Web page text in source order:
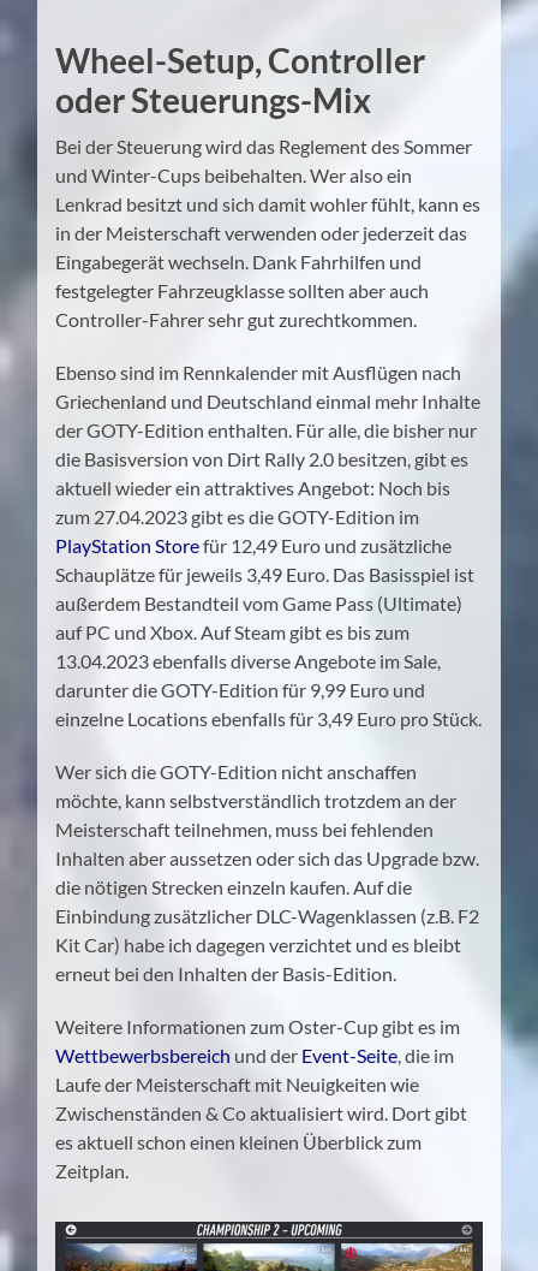
Wheel-Setup, Controller
oder Steuerungs-Mix
Bei der Steuerung wird das Reglement des Sommer
und Winter-Cups beibehalten. Wer also ein
Lenkrad besitzt und sich damit wohler fühlt, kann es
in der Meisterschaft verwenden oder jederzeit das
Eingabegerät wechseln. Dank Fahrhilfen und
festgelegter Fahrzeugklasse sollten aber auch
Controller-Fahrer sehr gut zurechtkommen.
Ebenso sind im Rennkalender mit Ausflügen nach
Griechenland und Deutschland einmal mehr Inhalte
der GOTY-Edition enthalten. Für alle, die bisher nur
die Basisversion von Dirt Rally 2.0 besitzen, gibt es
aktuell wieder ein attraktives Angebot: Noch bis
zum 27.04.2023 gibt es die GOTY-Edition im
PlayStation Storefür 12,49 Euro und zusätzliche
Schauplätze für jeweils 3,49 Euro. Das Basisspiel ist
außerdem Bestandteil vom Game Pass (Ultimate)
auf PC und Xbox. Auf Steam gibt es bis zum
13.04.2023 ebenfalls diverse Angebote im Sale,
darunter die GOTY-Edition für 9,99 Euro und
einzelne Locations ebenfalls für 3,49 Euro pro Stück.
Wer sich die GOTY-Edition nicht anschaffen
möchte, kann selbstverständlich trotzdem an der
Meisterschaft teilnehmen, muss bei fehlenden
Inhalten aber aussetzen oder sich das Upgrade bzw.
die nötigen Strecken einzeln kaufen. Auf die
Einbindung zusätzlicher DLC-Wagenklassen (z.B. F2
Kit Car) habe ich dagegen verzichtet und es bleibt
erneut bei den Inhalten der Basis-Edition.
Weitere Informationen zum Oster-Cup gibt es im
Wettbewerbsbereich und der Event-Seite, die im
Laufe der Meisterschaft mit Neuigkeiten wie
Zwischenständen & Co aktualisiert wird. Dort gibt
es aktuell schon einen kleinen Überblick zum
Zeitplan.